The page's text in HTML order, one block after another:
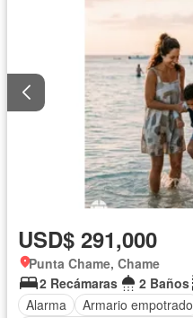
USD$ 291,000
Punta Chame, Chame
2 Recámaras
2 Baños
Alarma
Armario empotrado